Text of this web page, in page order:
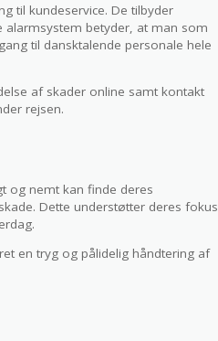
til kundeservice. De tilbyder
betyder, at man som
til dansktalende personale hele
af skader online samt kontakt
rejsen.
og nemt kan finde deres
Dette understøtter deres fokus
en tryg og pålidelig håndtering af